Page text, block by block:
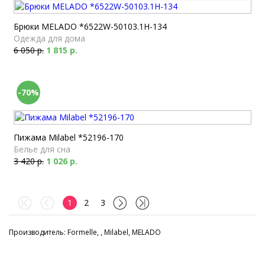
Брюки MELADO *6522W-50103.1H-134
Одежда для дома
6 050 р. 1 815 р.
-70%
Пижама Milabel *52196-170
Белье для сна
3 420 р. 1 026 р.
1 2 3
Производитель: Formelle, , Milabel, MELADO